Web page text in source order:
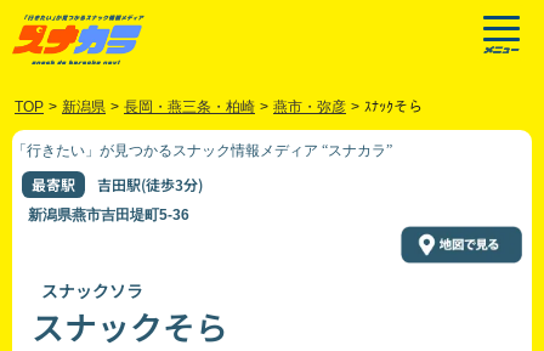
TOP > 新潟県 > 長岡・燕三条・柏崎 > 燕市・弥彦 > ｽﾅｯｸそら
「行きたい」が見つかるスナック情報メディア “スナカラ”
最寄駅 吉田駅(徒歩3分)
新潟県燕市吉田堤町5-36
スナックソラ
スナックそら